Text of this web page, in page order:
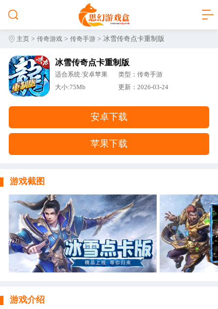
主页 >传奇游戏 >传奇手游 > 冰雪传奇点卡重制版
冰雪传奇点卡重制版
适合系统:安卓苹果
类型：传奇手游
大小:75Mb
更新：2026-03-24
安卓下载
苹果下载
游戏截图
游戏介绍